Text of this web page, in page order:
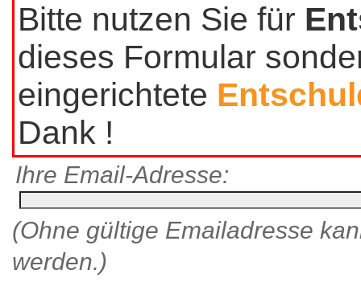
Bitte nutzen Sie für
dieses Formular
eingerichtete
Dank !
Ihre Email-Adresse:
(Ohne gültige Emailadresse
werden.)